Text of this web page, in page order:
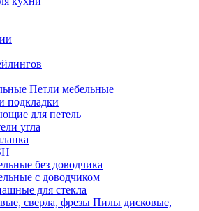
Петли мебельные
подкладки
для петель
угла
без доводчика
с доводчиком
для стекла
Пилы дисковые,